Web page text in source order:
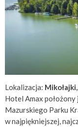
Lokalizacja:
Hotel Amax
Mazurskiego Parku
w najpiękniejszej,